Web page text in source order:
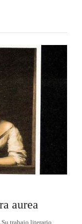
aurea
trabajo literario